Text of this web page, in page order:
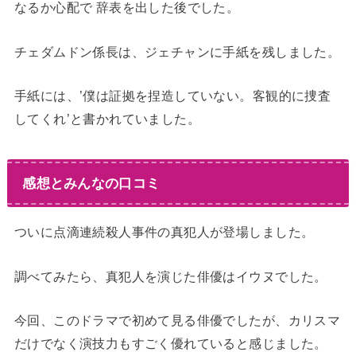
なるか心配で 辞表を出した後でした。
チェダムドン係長は、ジェチャンに手紙を残しました。
手紙には、’僕は証拠を捏造していない。客観的に捜査
してくれ’と書かれていました。
感想とみんなの口コミ
ついに点滴連続殺人事件の真犯人が登場しました。
調べてみたら、真犯人を演じた俳優はイウヌでした。
今回、このドラマで初めて見る俳優でしたが、カリスマ
だけでなく演技力もすごく優れていると感じました。